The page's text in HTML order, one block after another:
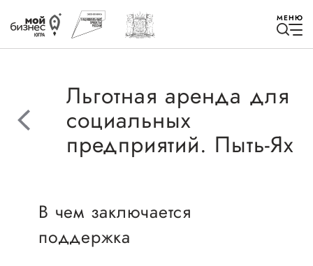
МЕНЮ
Избранное
Льготная аренда для
социальных
предприятий. Пыть-Ях
В чем заключается
поддержка